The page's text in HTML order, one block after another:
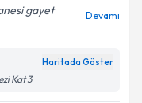
gayet
Devamı
Haritada Göster
Kat 3